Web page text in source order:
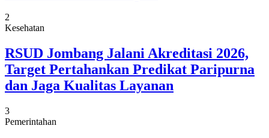
2
Kesehatan
RSUD Jombang Jalani Akreditasi 2026,
Target Pertahankan Predikat Paripurna
dan Jaga Kualitas Layanan
3
Pemerintahan